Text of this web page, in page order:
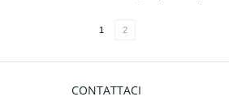
1 2
CONTATTACI